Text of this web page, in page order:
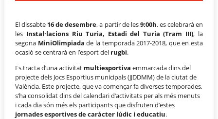
El dissabte 16 de desembre, a partir de les9:00h. es celebrarà en
les Instal·lacions Riu Turia, Estadi del Turia (Tram III), la
segona MiniOlimpiada de la temporada 2017-2018, que en esta
ocasió se centrarà en l’esport del rugbi.
Es tracta d’una activitat multiesportiva emmarcada dins del
projecte dels Jocs Esportius municipals (JJDDMM) de la ciutat de
València. Este projecte, que va començar fa diverses temporades,
s’ha consolidat dins del calendari d’activitats per als més menuts
i cada dia són més els participants que disfruten d’estes
jornades esportives de caràcter lúdic i educatiu.